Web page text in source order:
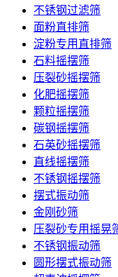
不锈钢过滤筛
面粉直排筛
淀粉专用直排筛
石料摇摆筛
压裂砂摇摆筛
化肥摇摆筛
颗粒摇摆筛
碳钢摇摆筛
石英砂摇摆筛
直线摇摆筛
不锈钢摇摆筛
摆式振动筛
金刚砂筛
压裂砂专用摇晃
不锈钢振动筛
圆形摆式振动筛